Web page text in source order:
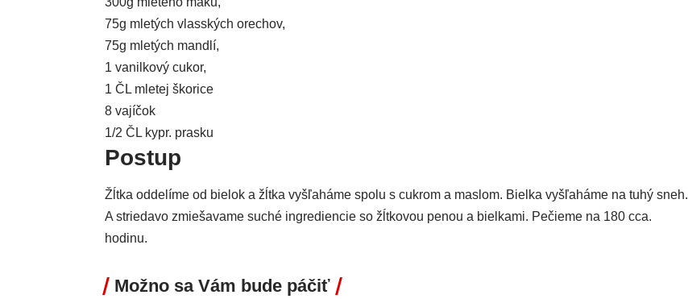
75g mletých vlasských orechov,
75g mletých mandlí,
1 vanilkový cukor,
1 ČL mletej škorice
8 vajíčok
1/2 ČL kypr. prasku
Postup
Žĺtka oddelíme od bielok a žĺtka vyšľaháme spolu s cukrom a maslom. Bielka vyšľaháme na tuhý sneh.
A striedavo zmiešavame suché ingrediencie so žĺtkovou penou a bielkami. Pečieme na 180 cca.
hodinu.
Možno sa Vám bude páčiť